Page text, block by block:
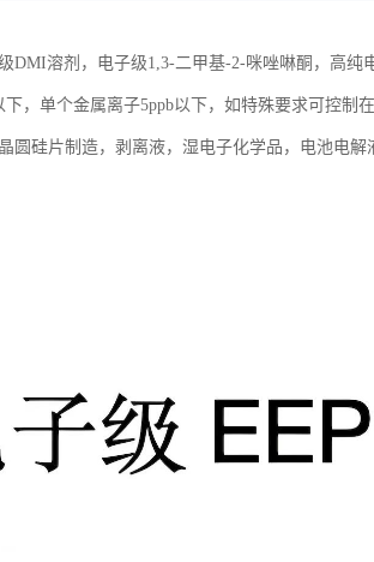
DMI溶剂，电子级1,3-二甲基-2-咪唑啉酮，高纯
，单个金属离子5ppb以下，如特殊要求可控制
圆硅片制造，剥离液，湿电子化学品，电池电解